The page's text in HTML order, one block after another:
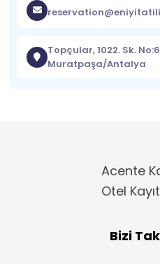
Topçular, 1022. Sk.
Muratpaşa/Antalya
Acente
Otel
Bizi